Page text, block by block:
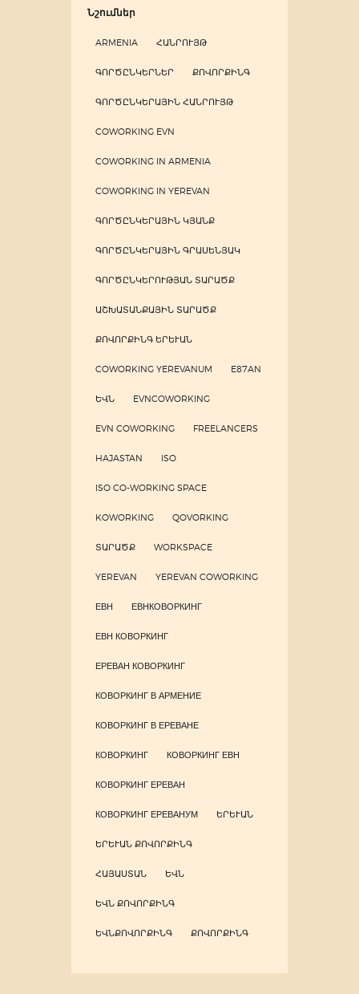
Նշումներ
ARMENIA ՀԱՆՐՈՒՅԹ
ԳՈՐԾԸՆԿԵՐՆԵՐ ՔՈՎՈՐՔԻՆԳ
ԳՈՐԾԸՆԿԵՐԱՅԻՆ ՀԱՆՐՈՒՅԹ
COWORKING EVN
COWORKING IN ARMENIA
COWORKING IN YEREVAN
ԳՈՐԾԸՆԿԵՐԱՅԻՆ ԿՅԱՆՔ
ԳՈՐԾԸՆԿԵՐԱՅԻՆ ԳՐԱՍԵՆՅԱԿ
ԳՈՐԾԸՆԿԵՐՈՒԹՅԱՆ ՏԱՐԱԾՔ
ԱՇԽԱՏԱՆՔԱՅԻՆ ՏԱՐԱԾՔ
ՔՈՎՈՐՔԻՆԳ ԵՐԵՒԱՆ
COWORKING YEREVANUM E87AN
ԵՎՆ EVNCOWORKING
EVN COWORKING FREELANCERS
HAJASTAN ISO
ISO CO-WORKING SPACE
KOWORKING QOVORKING
ՏԱՐԱԾՔ WORKSPACE
YEREVAN YEREVAN COWORKING
ЕВН ЕВНКОВОРКИНГ
ЕВН КОВОРКИНГ
ЕРЕВАН КОВОРКИНГ
КОВОРКИНГ В АРМЕНИЕ
КОВОРКИНГ В ЕРЕВАНЕ
КОВОРКИНГ КОВОРКИНГ ЕВН
КОВОРКИНГ ЕРЕВАН
КОВОРКИНГ ЕРЕВАНУМ ԵՐԵՒԱՆ
ԵՐԵՒԱՆ ՔՈՎՈՐՔԻՆԳ
ՀԱՅԱՍՏԱՆ ԵՎՆ
ԵՎՆ ՔՈՎՈՐՔԻՆԳ
ԵՎՆՔՈՎՈՐՔԻՆԳ ՔՈՎՈՐՔԻՆԳ